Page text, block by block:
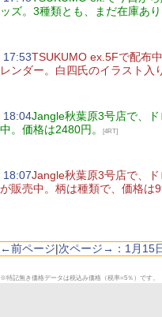
ッズ。3種類とも、まだ在庫あり
17:53TSUKUMO ex.5Fで配布
レンダー。白四氏のイラスト入り
18:04Jangle秋葉原3号店で、
中。価格は2480円。
[4RT]
18:07Jangle秋葉原3号店で、
が販売中。柄は種類で、価格は
←前ページ|次ページ→：1月15
※特記無き価格データは税込み価格（税率=5％）です。